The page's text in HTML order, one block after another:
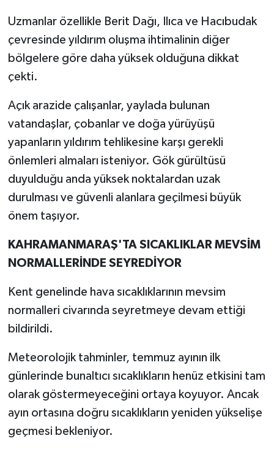
Uzmanlar özellikle Berit Dağı, Ilıca ve Hacıbudak
çevresinde yıldırım oluşma ihtimalinin diğer
bölgelere göre daha yüksek olduğuna dikkat
çekti.
Açık arazide çalışanlar, yaylada bulunan
vatandaşlar, çobanlar ve doğa yürüyüşü
yapanların yıldırım tehlikesine karşı gerekli
önlemleri almaları isteniyor. Gök gürültüsü
duyulduğu anda yüksek noktalardan uzak
durulması ve güvenli alanlara geçilmesi büyük
önem taşıyor.
KAHRAMANMARAŞ'TA SICAKLIKLAR MEVSİM
NORMALLERİNDE SEYREDİYOR
Kent genelinde hava sıcaklıklarının mevsim
normalleri civarında seyretmeye devam ettiği
bildirildi.
Meteorolojik tahminler, temmuz ayının ilk
günlerinde bunaltıcı sıcaklıkların henüz etkisini tam
olarak göstermeyeceğini ortaya koyuyor. Ancak
ayın ortasına doğru sıcaklıkların yeniden yükselişe
geçmesi bekleniyor.